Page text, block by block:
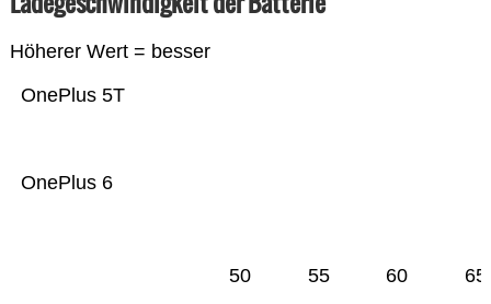
Höherer Wert = besser
OnePlus 6
OnePlus 5T
50 55 60 65